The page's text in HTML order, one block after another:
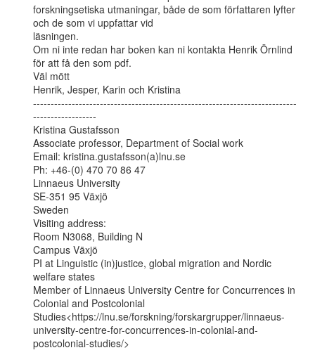
forskningsetiska utmaningar, både de som författaren lyfter
och de som vi uppfattar vid
läsningen.
Om ni inte redan har boken kan ni kontakta Henrik Örnlind
för att få den som pdf.
Väl mött
Henrik, Jesper, Karin och Kristina
---------------------------------------------------------------------------
------------------
Kristina Gustafsson
Associate professor, Department of Social work
Email: kristina.gustafsson(a)lnu.se
Ph: +46-(0) 470 70 86 47
Linnaeus University
SE-351 95 Växjö
Sweden
Visiting address:
Room N3068, Building N
Campus Växjö
PI at Linguistic (in)justice, global migration and Nordic
welfare states
Member of Linnaeus University Centre for Concurrences in
Colonial and Postcolonial
Studies<https://lnu.se/forskning/forskargrupper/linnaeus-
university-centre-for-concurrences-in-colonial-and-
postcolonial-studies/>